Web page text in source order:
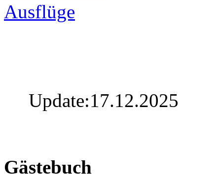
Ausflüge
Update:17.12.2025
Gästebuch